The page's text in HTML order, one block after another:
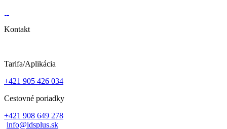
Kontakt
Tarifa/Aplikácia
+421 905 426 034
Cestovné poriadky
+421 908 649 278
info@idsplus.sk